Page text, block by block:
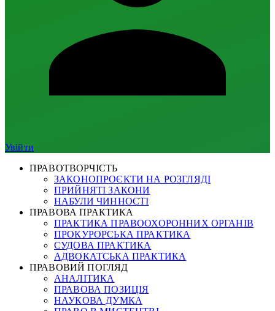
Увійти
ПРАВОТВОРЧІСТЬ
ЗАКОНОПРОЄКТИ НА РОЗГЛЯДІ
ПРИЙНЯТІ ЗАКОНИ
НАБУЛИ ЧИННОСТІ
ПРАВОВА ПРАКТИКА
ПРАКТИКА ПРАВООХОРОННИХ ОРГАНІВ
ПРОКУРОРСЬКА ПРАКТИКА
СУДОВА ПРАКТИКА
АДВОКАТСЬКА ПРАКТИКА
ПРАВОВИЙ ПОГЛЯД
АНАЛІТИКА
ПРАВОВА ПОЗИЦІЯ
НАУКОВА ДУМКА